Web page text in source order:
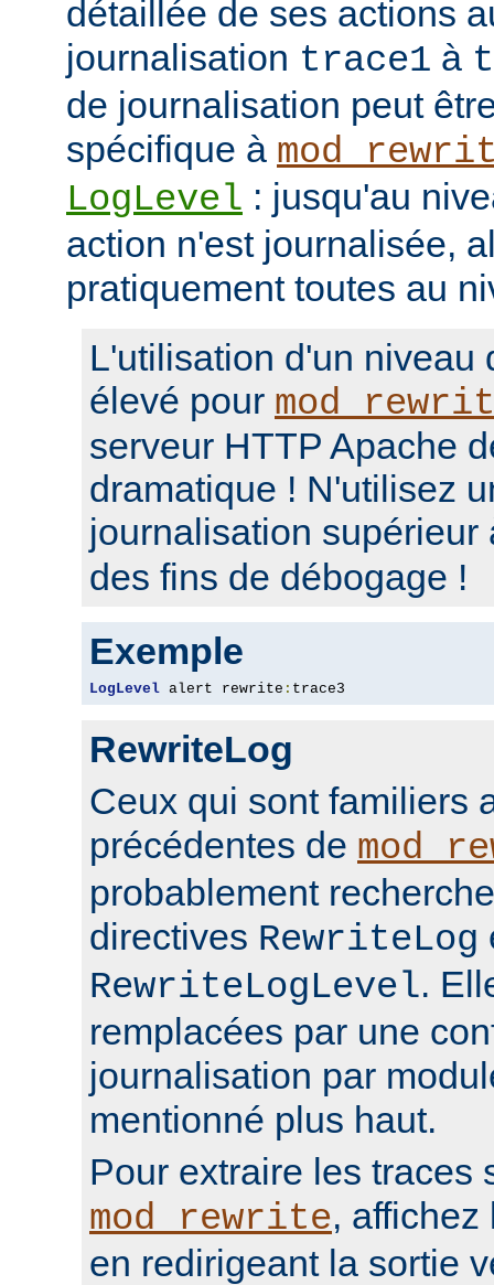
détaillée de ses actions
journalisation trace1 à
de journalisation peut
spécifique à
LogLevel : jusqu'au
action n'est journalisée,
pratiquement toutes au
L'utilisation d'un niveau
élevé pour
serveur HTTP Apache
dramatique ! N'utilisez
journalisation
des fins de débogage !
Exemple
LogLevel alert rewrite : trace3
RewriteLog
Ceux qui sont familiers
précédentes de
probablement
directives RewriteLog
RewriteLogLevel.
remplacées par une
journalisation par
mentionné plus haut.
Pour extraire les traces
mod_rewrite,
en redirigeant la sortie